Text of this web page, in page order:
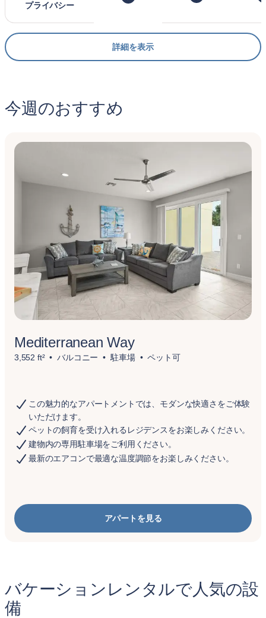
プライバシー
詳細を表示
今週のおすすめ
Mediterranean Way
3,552 ft² バルコニー 駐車場 ペット可
この魅力的なアパートメントでは、モダンな快適さをご体験
いただけます。
ペットの飼育を受け入れるレジデンスをお楽しみください。
建物内の専用駐車場をご利用ください。
最新のエアコンで最適な温度調節をお楽しみください。
アパートを見る
バケーションレンタルで人気の設
備